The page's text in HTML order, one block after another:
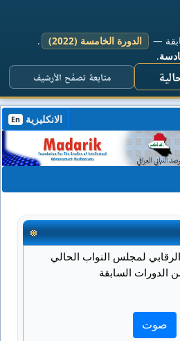
— الدورة الخامسة (2022)
.
.
متابعة تصفّح الأرشيف
الانكليزية En
لمجلس النواب الحالي
الدورات السابقة